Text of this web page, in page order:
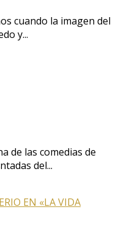
cuando la imagen del
y...
de las comedias de
del...